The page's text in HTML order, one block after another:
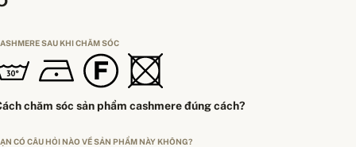
SAU KHI CHĂM SÓC
chăm sóc sản phẩm cashmere đúng cách?
CÓ CÂU HỎI NÀO VỀ SẢN PHẨM NÀY KHÔNG?